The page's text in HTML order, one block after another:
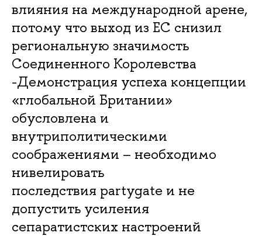
влияния на международной арене,
потому что выход из ЕС снизил
региональную значимость
Соединенного Королевства
-Демонстрация успеха концепции
«глобальной Британии»
обусловлена и
внутриполитическими
соображениями – необходимо
нивелировать
последствия partygate и не
допустить усиления
сепаратистских настроений